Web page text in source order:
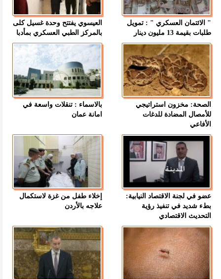
" الائتمان العسكري " : تمويل
طلبات بقيمة 13 مليون دينار
العيسوي يفتتح وحدة غسيل كلى
بالمركز الطبي العسكري بمأدبا
الصحة: مخزون استراتيجي
للأمصال المضادة للدغات
الأفاعي
بالاسماء : تنقلات واسعة في
امانة عمان
عضو في لجنة الاقتصاد النيابية:
بطء شديد في تنفيذ رؤية
التحديث الاقتصادي
إخلاء طفل من غزة لاستكمال
علاجه بالأردن